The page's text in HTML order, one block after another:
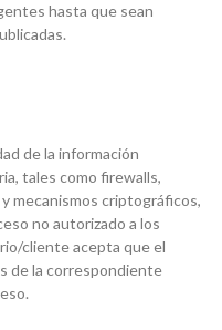
hasta que sean
de la información
tales como firewalls,
mecanismos criptográficos,
no autorizado a los
cliente acepta que el
de la correspondiente